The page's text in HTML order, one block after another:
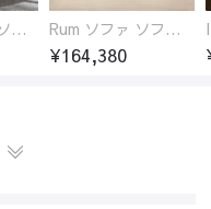
[幅61]1人掛けソファ アンティーク調 パーソナルチェア Rum ソファ ソファー おしゃれ 1人掛け～4人掛け ウォールナットorオーク材フレーム 西海岸風 肘掛
¥164,380